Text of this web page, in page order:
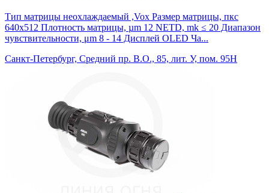
Тип матрицы неохлаждаемый ,Vox Размер матрицы, пкс
640x512 Плотность матрицы, µm 12 NETD, mk ≤ 20 Диапазон
чувствительности, μm 8 - 14 Дисплей OLED Ча...
Санкт-Петербург, Средний пр. В.О., 85, лит. У, пом. 95Н